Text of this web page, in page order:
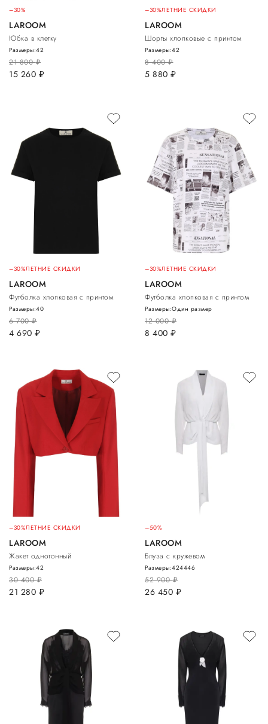
–30%
LAROOM
Юбка в клетку
21 800руб.
15 260 руб.
Размеры:42
–30%ЛЕТНИЕ СКИДКИ
LAROOM
Шорты хлопковые с принтом
8 400руб.
5 880 руб.
Размеры:42
–30%ЛЕТНИЕ СКИДКИ
LAROOM
Футболка хлопковая с принтом
6 700руб.
4 690 руб.
Размеры:40
–30%ЛЕТНИЕ СКИДКИ
LAROOM
Футболка хлопковая с принтом
12 000руб.
8 400 руб.
Размеры:Один размер
–30%ЛЕТНИЕ СКИДКИ
LAROOM
Жакет однотонный
30 400руб.
21 280 руб.
Размеры:42
–50%
LAROOM
Блуза с кружевом
52 900руб.
26 450 руб.
Размеры:424446